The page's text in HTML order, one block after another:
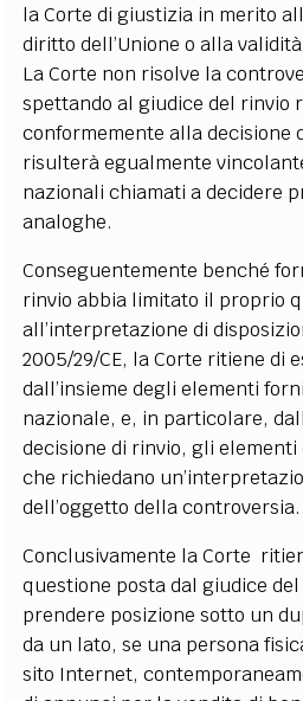
la Corte di giustizia in merito
diritto dell’Unione o alla
La Corte non risolve la
spettando al giudice del rinvio
conformemente alla decisione
risulterà egualmente
nazionali chiamati a decidere
analoghe.
Conseguentemente benché
rinvio abbia limitato il proprio
all’interpretazione di
2005/29/CE, la Corte ritiene di
dall’insieme degli elementi
nazionale, e, in particolare,
decisione di rinvio, gli elementi
che richiedano
dell’oggetto della controversia.
Conclusivamente la Corte
questione posta dal giudice
prendere posizione sotto un
da un lato, se una persona
sito Internet,